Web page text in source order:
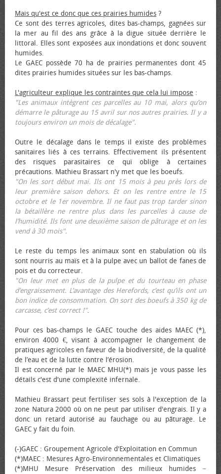
Mais qu'est ce donc que ces prairies humides ?
Ce sont des terres agricoles, dites bas-champs, gagnées sur
la mer au fil des ans grâce à la digue située derrière le
littoral. Elles sont exposées aux inondations et donc souvent
humides.
Le GAEC possède 70 ha de prairies permanentes dont 45
dites prairies humides situées sur les bas-champs.
L'agriculteur explique les contraintes que cela lui impose :
"Les animaux intègrent ces parcelles au 10 mai, alors qu’on
démarre le pâturage au 15 avril sur nos autres prairies. Il y a
toujours environ un mois de décalage".
Outre le décalage dans le temps il existe des problèmes
sanitaires liés à ces terrains. Effectivement ils présentent
des risques parasitaires ce qui oblige à certaines
précautions. Mathieu Brassart n'y met que les bœufs.
"On les sort début mai. Ils ont 15 mois à peu près lors de
leur première saison dehors. Et on les rentre entre le 15
octobre et le 1er novembre. Il ne faut pas trop tarder sinon
la bétaillère ne rentre plus dans les parcelles à cause de
l’humidité. Ils font une deuxième saison de pâturage et on les
vend à 30 mois".
Le reste du temps les animaux sont en stabulation où ils
sont nourris au maïs et à la pulpe avec un ballot de fanes de
pois et du correcteur.
"On leur met en plus de la pulpe et du tourteau en phase
d’engraissement. L’avantage des Herefords, c’est qu’ils ont un
bon indice de consommation. On sort des bœufs à 350 kg de
carcasse, c’est correct !".
Pour ces bas-champs le GAEC touche des aides MAEC (*),
environ 4000 €, visant à accompagner le changement de
pratiques agricoles en faveur de la biodiversité, de la qualité
de l’eau et de la lutte contre l’érosion.
Il est concerné par le MAEC MHU(*) mais je vous passe les
détails c'est d'une complexité infernale.
Mathieu Brassart peut fertiliser ses sols à l'exception de la
zone Natura 2000 où on ne peut par utiliser d'engrais. Il y a
donc un retard autorisé au fauchage ou au pâturage. Le
GAEC y fait du foin.
(-)GAEC : Groupement Agricole d'Exploitation en Commun
(*)MAEC : Mesures Agro-Environnementales et Climatiques
(*)MHU Mesure Préservation des milieux humides −